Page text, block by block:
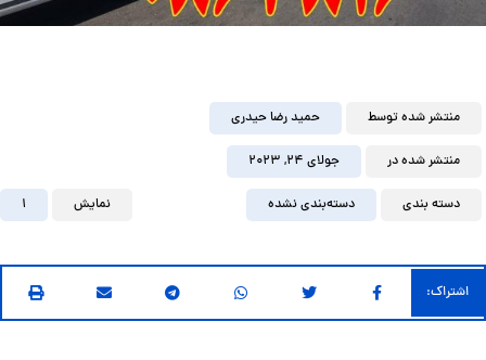
منتشر شده توسط حمید رضا حیدری
منتشر شده در جولای ۲۴, ۲۰۲۳
دسته بندی دسته‌بندی نشده نمایش 1